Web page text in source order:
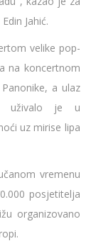
Edin Jahić.
velike pop-
na koncertnom
a ulaz
uživalo je u
uz mirise lipa
vremenu
posjetitelja
organizovano